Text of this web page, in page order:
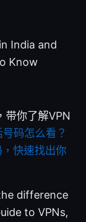
India and
Know
带你了解VPN
码怎么看？
快速找出你
difference
to VPNs,